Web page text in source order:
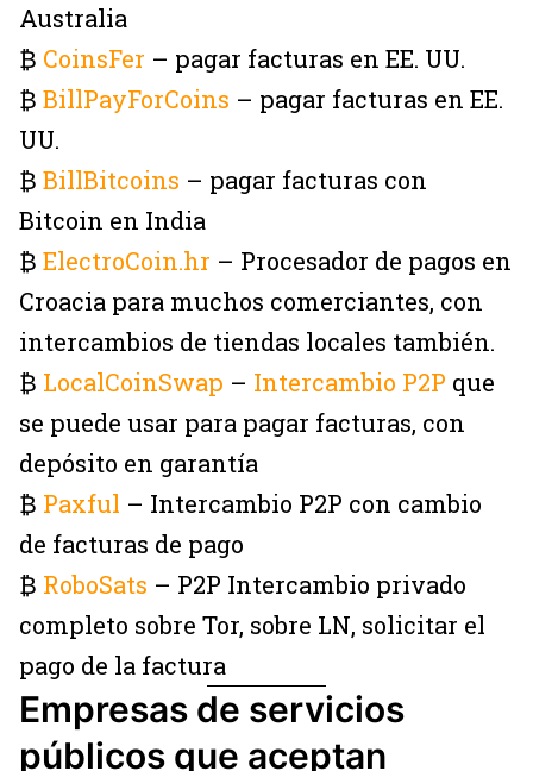
Australia
₿ CoinsFer – pagar facturas en EE. UU.
₿ BillPayForCoins – pagar facturas en EE.
UU.
₿ BillBitcoins – pagar facturas con
Bitcoin en India
₿ ElectroCoin.hr – Procesador de pagos en
Croacia para muchos comerciantes, con
intercambios de tiendas locales también.
₿ LocalCoinSwap – Intercambio P2P que
se puede usar para pagar facturas, con
depósito en garantía
₿ Paxful – Intercambio P2P con cambio
de facturas de pago
₿ RoboSats – P2P Intercambio privado
completo sobre Tor, sobre LN, solicitar el
pago de la factura
Empresas de servicios
públicos que aceptan